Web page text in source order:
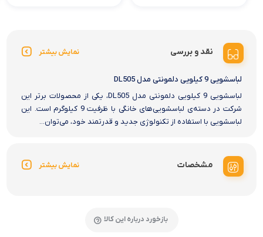
نقد و بررسی نمایش بیشتر
لباسشویی 9 کیلویی دلمونتی مدل DL505
لباسشویی 9 کیلویی دلمونتی مدل DL505، یکی از محصولات برتر این
شرکت در دسته‌ی لباسشویی‌های خانگی با ظرفیت 9 کیلوگرم است. این
لباسشویی با استفاده از تکنولوژی جدید و قدرتمند خود، می‌توان...
مشخصات نمایش بیشتر
بازخورد درباره این کالا